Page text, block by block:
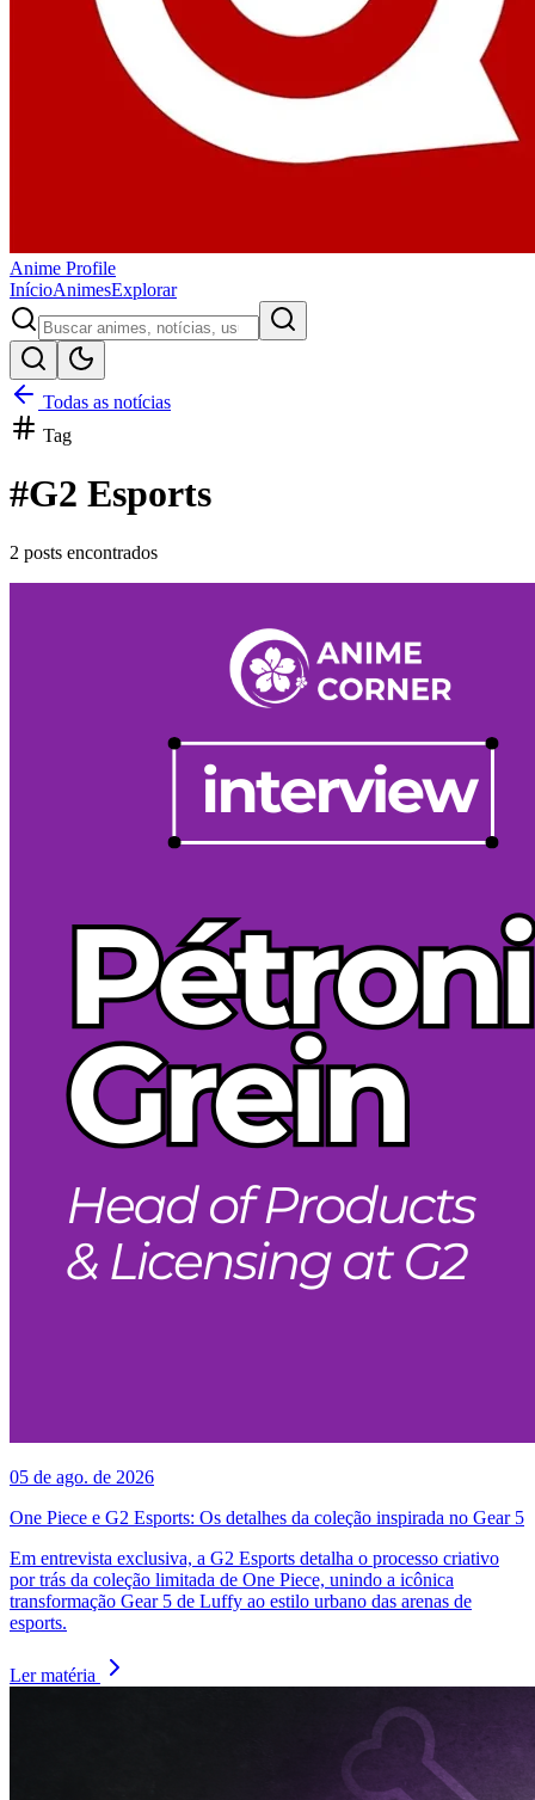
Anime Profile
InícioAnimesExplorar
Todas as notícias
Tag
#G2 Esports
2 posts encontrados
05 de ago. de 2026
One Piece e G2 Esports: Os detalhes da coleção inspirada no Gear 5
Em entrevista exclusiva, a G2 Esports detalha o processo criativo
por trás da coleção limitada de One Piece, unindo a icônica
transformação Gear 5 de Luffy ao estilo urbano das arenas de
esports.
Ler matéria